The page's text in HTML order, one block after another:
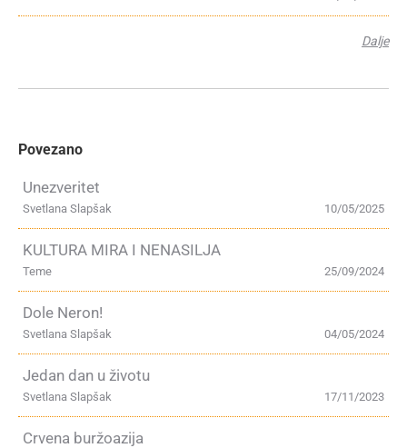
Dalje
Povezano
Unezveritet
10/05/2025
Svetlana Slapšak
KULTURA MIRA I NENASILJA
25/09/2024
Teme
Dole Neron!
04/05/2024
Svetlana Slapšak
Jedan dan u životu
17/11/2023
Svetlana Slapšak
Crvena buržoazija